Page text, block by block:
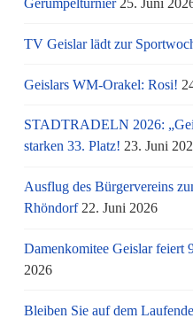
Gerümpelturnier 25. Juni
TV Geislar lädt zur
Geislars WM-Orakel: Rosi!
STADTRADELN 2026:
starken 33. Platz! 23. Juni
Ausflug des Bürgervereins
Rhöndorf 22. Juni 2026
Damenkomitee Geislar feiert
2026
Bleiben Sie auf dem